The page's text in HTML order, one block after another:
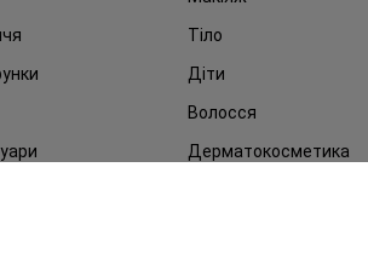
Тіло
Діти
Волосся
Дерматокосметика